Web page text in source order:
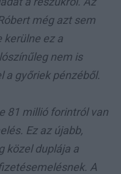
még azt sem
kerülne ez a
nem is
a győriek pénzéből.
81 millió forintról van
Ez az újabb,
közel duplája a
A